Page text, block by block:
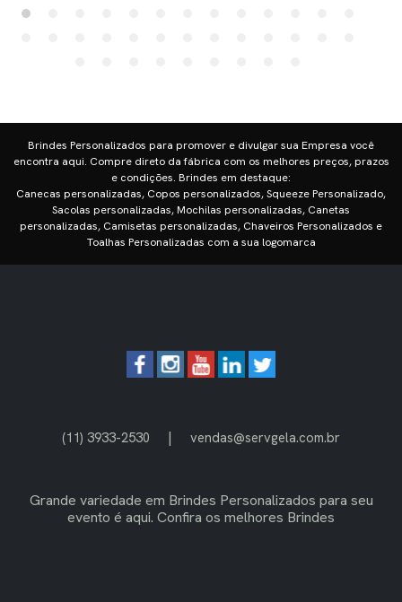
Brindes Personalizados para promover e divulgar sua Empresa você
encontra aqui. Compre direto da fábrica com os melhores preços, prazos
e condições. Brindes em destaque:
Canecas personalizadas, Copos personalizados, Squeeze Personalizado,
Sacolas personalizadas, Mochilas personalizadas, Canetas
personalizadas, Camisetas personalizadas, Chaveiros Personalizados e
Toalhas Personalizadas com a sua logomarca
(11) 3933-2530 | vendas@servgela.com.br
Grande variedade em Brindes Personalizados para seu
evento é aqui. Confira os melhores Brindes